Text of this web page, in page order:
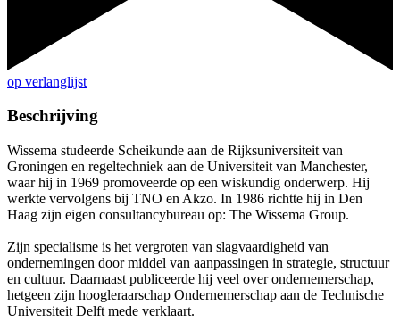
op verlanglijst
Beschrijving
Wissema studeerde Scheikunde aan de Rijksuniversiteit van
Groningen en regeltechniek aan de Universiteit van Manchester,
waar hij in 1969 promoveerde op een wiskundig onderwerp. Hij
werkte vervolgens bij TNO en Akzo. In 1986 richtte hij in Den
Haag zijn eigen consultancybureau op: The Wissema Group.
Zijn specialisme is het vergroten van slagvaardigheid van
ondernemingen door middel van aanpassingen in strategie, structuur
en cultuur. Daarnaast publiceerde hij veel over ondernemerschap,
hetgeen zijn hoogleraarschap Ondernemerschap aan de Technische
Universiteit Delft mede verklaart.